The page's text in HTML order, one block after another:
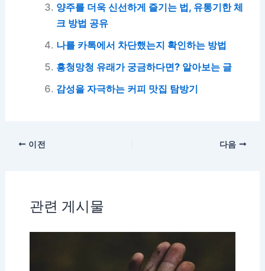
양주를 더욱 신선하게 즐기는 법, 유통기한 체
크 방법 공유
나를 카톡에서 차단했는지 확인하는 방법
흥청망청 유래가 궁금하다면? 알아보는 글
감성을 자극하는 커피 맛집 탐방기
이전 다음
관련 게시물